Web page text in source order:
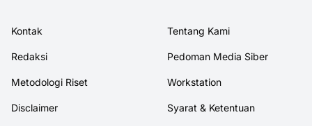
Kontak Tentang Kami
Redaksi Pedoman Media Siber
Metodologi Riset Workstation
Disclaimer Syarat & Ketentuan